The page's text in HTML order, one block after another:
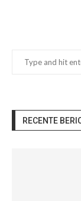
RECENTE